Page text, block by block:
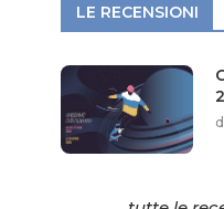
LE RECENSIONI